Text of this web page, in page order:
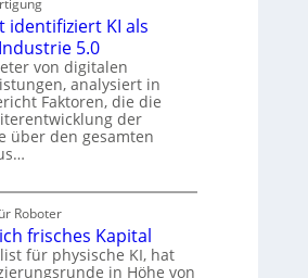
identifiziert KI als
5.0
von digitalen
analysiert in
Faktoren, die die
der
über den gesamten
Roboter
frisches Kapital
für physische KI, hat
in Höhe von